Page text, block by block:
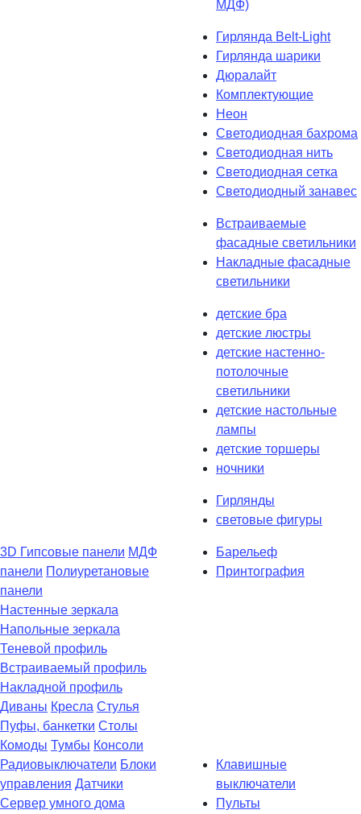
МДФ)
Гирлянда Belt-Light
Гирлянда шарики
Дюралайт
Комплектующие
Неон
Светодиодная бахрома
Светодиодная нить
Светодиодная сетка
Светодиодный занавес
Встраиваемые
фасадные светильники
Накладные фасадные
светильники
детские бра
детские люстры
детские настенно-
потолочные
светильники
детские настольные
лампы
детские торшеры
ночники
Гирлянды
световые фигуры
3D Гипсовые панели МДФ
панели Полиуретановые
панели
Барельеф
Принтография
Настенные зеркала
Напольные зеркала
Теневой профиль
Встраиваемый профиль
Накладной профиль
Диваны Кресла Стулья
Пуфы, банкетки Столы
Комоды Тумбы Консоли
Радиовыключатели Блоки
управления Датчики
Сервер умного дома
Клавишные
выключатели
Пульты